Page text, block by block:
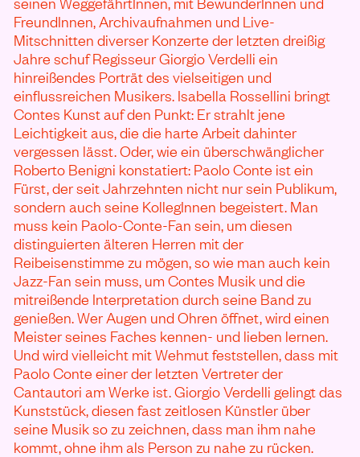
FreundInnen, Archivaufnahmen und Live-
Mitschnitten diverser Konzerte der letzten dreißig
Jahre schuf Regisseur Giorgio Verdelli ein
hinreißendes Porträt des vielseitigen und
einflussreichen Musikers. Isabella Rossellini bringt
Contes Kunst auf den Punkt: Er strahlt jene
Leichtigkeit aus, die die harte Arbeit dahinter
vergessen lässt. Oder, wie ein überschwänglicher
Roberto Benigni konstatiert: Paolo Conte ist ein
Fürst, der seit Jahrzehnten nicht nur sein Publikum,
sondern auch seine KollegInnen begeistert. Man
muss kein Paolo-Conte-Fan sein, um diesen
distinguierten älteren Herren mit der
Reibeisenstimme zu mögen, so wie man auch kein
Jazz-Fan sein muss, um Contes Musik und die
mitreißende Interpretation durch seine Band zu
genießen. Wer Augen und Ohren öffnet, wird einen
Meister seines Faches kennen- und lieben lernen.
Und wird vielleicht mit Wehmut feststellen, dass mit
Paolo Conte einer der letzten Vertreter der
Cantautori am Werke ist. Giorgio Verdelli gelingt das
Kunststück, diesen fast zeitlosen Künstler über
seine Musik so zu zeichnen, dass man ihm nahe
kommt, ohne ihm als Person zu nahe zu rücken.